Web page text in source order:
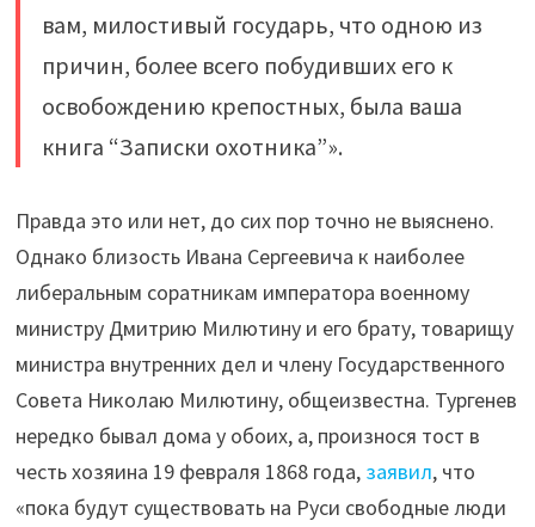
вам, милостивый государь, что одною из
причин, более всего побудивших его к
освобождению крепостных, была ваша
книга “Записки охотника”».
Правда это или нет, до сих пор точно не выяснено.
Однако близость Ивана Сергеевича к наиболее
либеральным соратникам императора военному
министру Дмитрию Милютину и его брату, товарищу
министра внутренних дел и члену Государственного
Совета Николаю Милютину, общеизвестна. Тургенев
нередко бывал дома у обоих, а, произнося тост в
честь хозяина 19 февраля 1868 года, заявил, что
«пока будут существовать на Руси свободные люди